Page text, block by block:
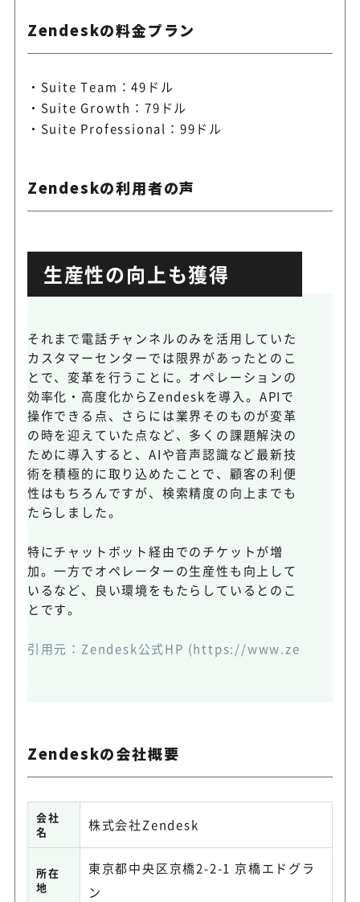
Zendeskの料金プラン
Suite Team：49ドル
Suite Growth：79ドル
Suite Professional：99ドル
Zendeskの利用者の声
生産性の向上も獲得
それまで電話チャンネルのみを活用していた
カスタマーセンターでは限界があったとのこ
とで、変革を行うことに。オペレーションの
効率化・高度化からZendeskを導入。APIで
操作できる点、さらには業界そのものが変革
の時を迎えていた点など、多くの課題解決の
ために導入すると、AIや音声認識など最新技
術を積極的に取り込めたことで、顧客の利便
性はもちろんですが、検索精度の向上までも
たらしました。
特にチャットボット経由でのチケットが増
加。一方でオペレーターの生産性も向上して
いるなど、良い環境をもたらしているとのこ
とです。
引用元： Zendesk公式HP (https://
Zendeskの会社概要
会社
名
株式会社Zendesk
所在
地
東京都中央区京橋2-2-1 京橋エドグラ
ン